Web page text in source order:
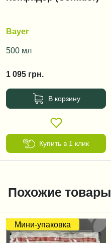
Bayer
500 мл
1 095 грн.
В корзину
Купить в 1 клик
Похожие товары
Мини-упаковка